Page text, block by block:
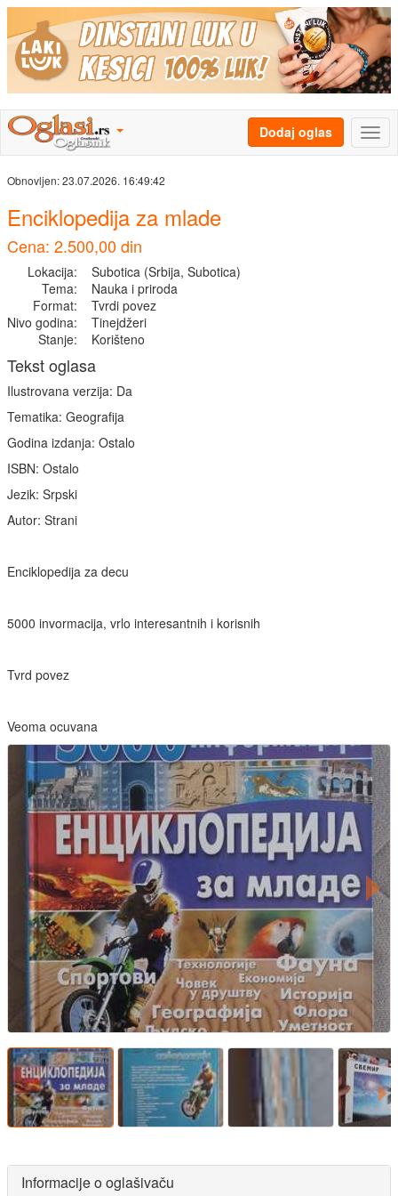
Dodaj oglas
Obnovljen:23.07.2026. 16:49:42
Enciklopedija za mlade
Cena: 2.500,00 din
Lokacija:
Subotica (Srbija, Subotica)
Tema:
Nauka i priroda
Format:
Tvrdi povez
Nivo godina:
Tinejdžeri
Stanje:
Korišteno
Tekst oglasa
Ilustrovana verzija: Da
Tematika: Geografija
Godina izdanja: Ostalo
ISBN: Ostalo
Jezik: Srpski
Autor: Strani
Enciklopedija za decu
5000 invormacija, vrlo interesantnih i korisnih
Tvrd povez
Veoma ocuvana
Informacije o oglašivaču